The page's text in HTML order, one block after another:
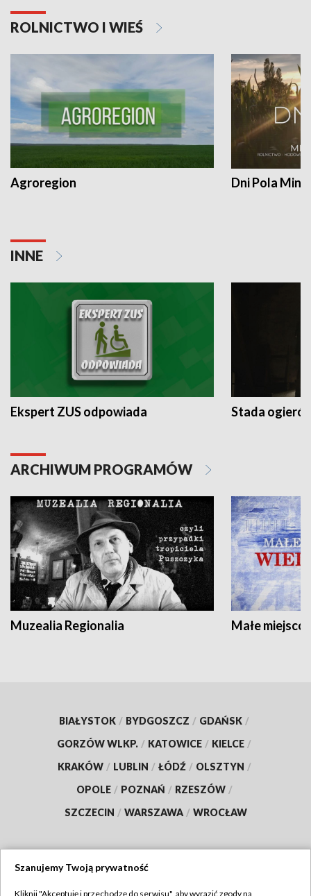
ROLNICTWO I WIEŚ
Agroregion Dni Pola
INNE
Ekspert ZUS odpowiada Stada
ARCHIWUM PROGRAMÓW
Muzealia Regionalia Małe
BIAŁYSTOK / BYDGOSZCZ / GDAŃSK /
GORZÓW WLKP. / KATOWICE / KIELCE /
KRAKÓW / LUBLIN / ŁÓDŹ / OLSZTYN /
OPOLE / POZNAŃ / RZESZÓW /
SZCZECIN / WARSZAWA / WROCŁAW
Szanujemy Twoją prywatność
Kliknij "Akceptuję i przechodzę do serwisu", aby wyrazić zgody na